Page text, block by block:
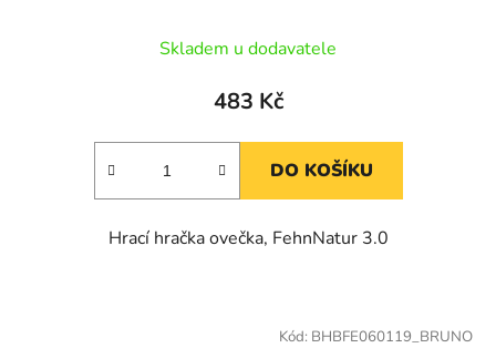
Skladem u dodavatele
483 Kč
DO KOŠÍKU
Hrací hračka ovečka, FehnNatur 3.0
Kód: BHBFE060119_BRUNO